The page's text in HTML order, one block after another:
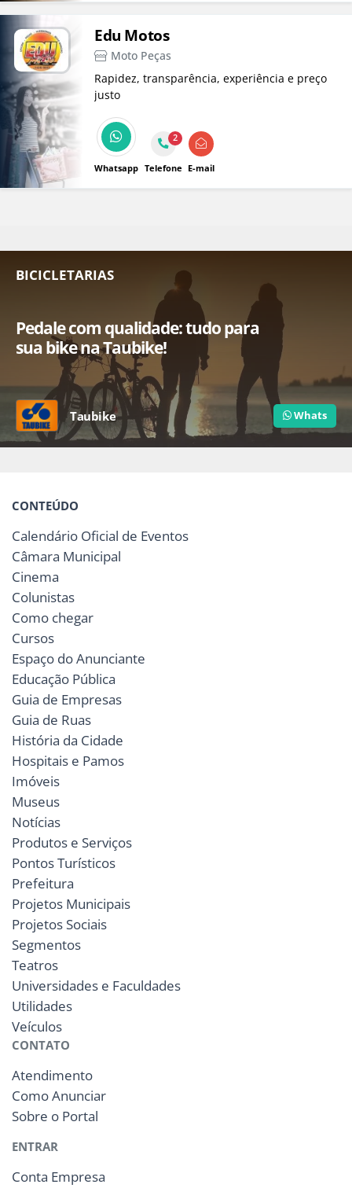
Edu Motos
Moto Peças
Rapidez, transparência, experiência e preço
justo
Whatsapp
2
Telefone E-mail
BICICLETARIAS
Pedale com qualidade: tudo para
sua bike na Taubike!
Taubike Whats
CONTEÚDO
Calendário Oficial de Eventos
Câmara Municipal
Cinema
Colunistas
Como chegar
Cursos
Espaço do Anunciante
Educação Pública
Guia de Empresas
Guia de Ruas
História da Cidade
Hospitais e Pamos
Imóveis
Museus
Notícias
Produtos e Serviços
Pontos Turísticos
Prefeitura
Projetos Municipais
Projetos Sociais
Segmentos
Teatros
Universidades e Faculdades
Utilidades
Veículos
CONTATO
Atendimento
Como Anunciar
Sobre o Portal
ENTRAR
Conta Empresa